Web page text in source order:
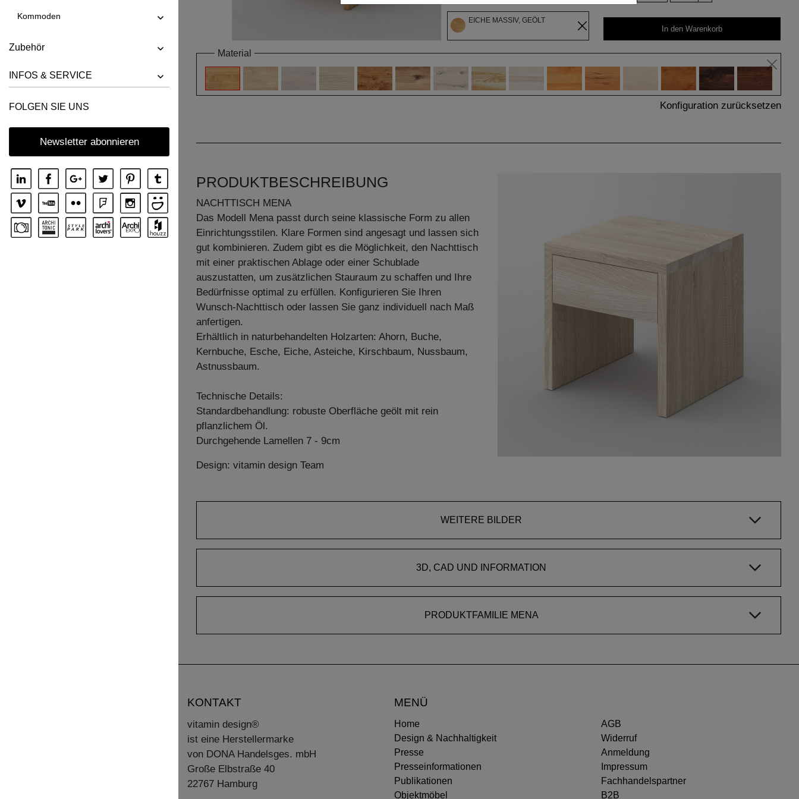
Kommoden
Zubehör
INFOS & SERVICE
FOLGEN SIE UNS
Newsletter abonnieren
EICHE MASSIV, GEÖLT
In den Warenkorb
Material
Konfiguration zurücksetzen
PRODUKTBESCHREIBUNG
NACHTTISCH MENA
Das Modell Mena passt durch seine klassische Form zu allen
Einrichtungsstilen. Klare Formen sind angesagt und lassen sich
gut kombinieren. Zudem gibt es die Möglichkeit, den Nachttisch
mit einer praktischen Ablage oder einer Schublade
auszustatten, um zusätzlichen Stauraum zu schaffen und Ihre
Bedürfnisse optimal zu erfüllen. Konfigurieren Sie Ihren
Wunsch-Nachttisch oder lassen Sie ganz individuell nach Maß
anfertigen.
Erhältlich in naturbehandelten Holzarten: Ahorn, Buche,
Kernbuche, Esche, Eiche, Asteiche, Kirschbaum, Nussbaum,
Astnussbaum.
Technische Details:
Standardbehandlung: robuste Oberfläche geölt mit rein
pflanzlichem Öl.
Durchgehende Lamellen 7 - 9cm
Design: vitamin design Team
WEITERE BILDER
3D, CAD UND INFORMATION
PRODUKTFAMILIE MENA
KONTAKT
vitamin design®
ist eine Herstellermarke
von DONA Handelsges. mbH
Große Elbstraße 40
22767 Hamburg
MENÜ
Home
Design & Nachhaltigkeit
Presse
Presseinformationen
Publikationen
Objektmöbel
AGB
Widerruf
Anmeldung
Impressum
Fachhandelspartner
B2B